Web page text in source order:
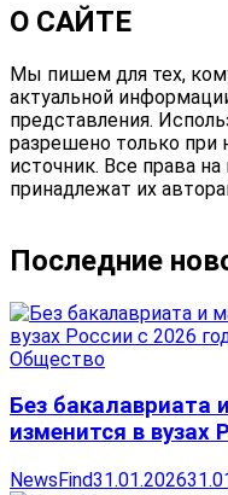
О САЙТЕ
Мы пишем для тех,
актуальной
представления.
разрешено только при
источник. Все права
принадлежат их
Последние
Общество
Без бакалавриата
изменится в вузах
NewsFind31.01.2026